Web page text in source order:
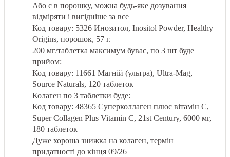
Або є в порошку, можна будь-яке дозування
відміряти і вигідніше за все
Код товару: 5326 Инозитол, Inositol Powder, Healthy
Origins, порошок, 57 г.
200 мг/таблетка максимум буває, по 3 шт буде
прийом:
Код товару: 11661 Магній (ультра), Ultra-Mag,
Source Naturals, 120 таблеток
Колаген по 3 таблетки буде:
Код товару: 48365 Суперколлаген плюс вітамін C,
Super Collagen Plus Vitamin C, 21st Century, 6000 мг,
180 таблеток
Дуже хороша знижка на колаген, термін
придатності до кінця 09/26